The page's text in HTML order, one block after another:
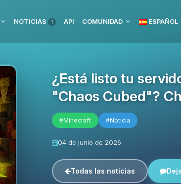
NOTICIAS 1 API COMUNIDAD ESPAÑOL
¿Está listo tu
"Chaos Cubed"?
#Minecraft #Noticia
04 de junio de 2026
Todas las noticias